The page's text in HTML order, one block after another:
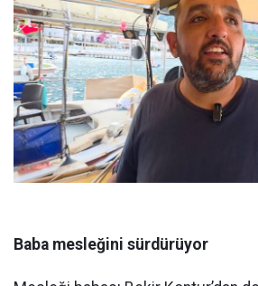
Baba mesleğini sürdürüyor